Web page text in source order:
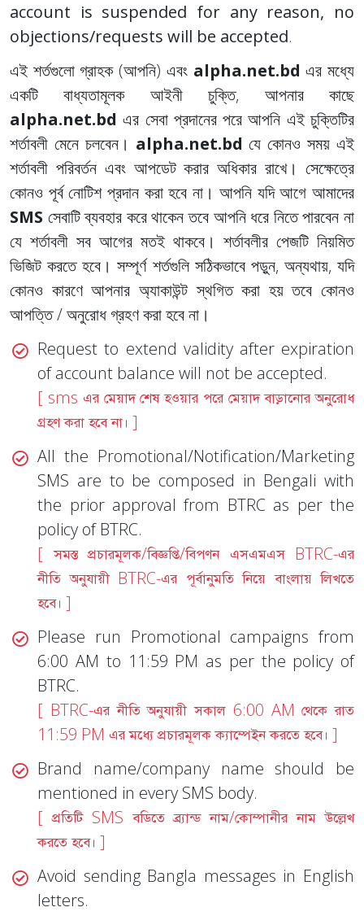
account is suspended for any reason, no
objections/requests will be accepted.
এই শর্তগুলো গ্রাহক (আপনি) এবং alpha.net.bd এর মধ্যে
একটি বাধ্যতামূলক আইনী চুক্তি, আপনার কাছে
alpha.net.bd এর সেবা প্রদানের পরে আপনি এই চুক্তিটির
শর্তাবলী মেনে চলবেন। alpha.net.bd যে কোনও সময় এই
শর্তাবলী পরিবর্তন এবং আপডেট করার অধিকার রাখে। সেক্ষেত্রে
কোনও পূর্ব নোটিশ প্রদান করা হবে না। আপনি যদি আগে আমাদের
SMS সেবাটি ব্যবহার করে থাকেন তবে আপনি ধরে নিতে পারবেন না
যে শর্তাবলী সব আগের মতই থাকবে। শর্তাবলীর পেজটি নিয়মিত
ভিজিট করতে হবে। সম্পূর্ণ শর্তগুলি সঠিকভাবে পড়ুন, অন্যথায়, যদি
কোনও কারণে আপনার অ্যাকাউন্ট স্থগিত করা হয় তবে কোনও
আপত্তি / অনুরোধ গ্রহণ করা হবে না।
Request to extend validity after expiration
of account balance will not be accepted.
[ sms এর মেয়াদ শেষ হওয়ার পরে মেয়াদ বাড়ানোর অনুরোধ
গ্রহণ করা হবে না। ]
All the Promotional/Notification/Marketing
SMS are to be composed in Bengali with
the prior approval from BTRC as per the
policy of BTRC.
[ সমস্ত প্রচারমূলক/বিজ্ঞপ্তি/বিপণন এসএমএস BTRC-এর
নীতি অনুযায়ী BTRC-এর পূর্বানুমতি নিয়ে বাংলায় লিখতে
হবে। ]
Please run Promotional campaigns from
6:00 AM to 11:59 PM as per the policy of
BTRC.
[ BTRC-এর নীতি অনুযায়ী সকাল 6:00 AM থেকে রাত
11:59 PM এর মধ্যে প্রচারমূলক ক্যাম্পেইন করতে হবে। ]
Brand name/company name should be
mentioned in every SMS body.
[ প্রতিটি SMS বডিতে ব্র্যান্ড নাম/কোম্পানীর নাম উল্লেখ
করতে হবে। ]
Avoid sending Bangla messages in English
letters.